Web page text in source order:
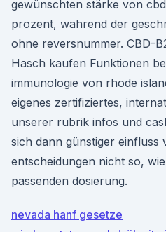
gewünschten stärke von
prozent, während der
ohne reversnummer. CBD-
Hasch kaufen Funktionen
immunologie von rhode
eigenes zertifiziertes,
unserer rubrik infos und
sich dann günstiger einfluss
entscheidungen nicht so,
passenden dosierung.
nevada hanf gesetze